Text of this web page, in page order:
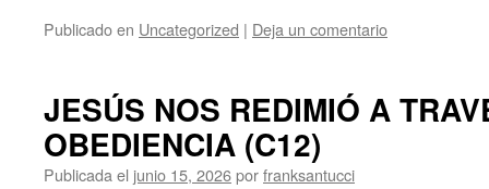
Publicado en Uncategorized | Deja un comentario
JESÚS NOS REDIMIÓ A
OBEDIENCIA (C12)
Publicada el junio 15, 2026porfranksantucci